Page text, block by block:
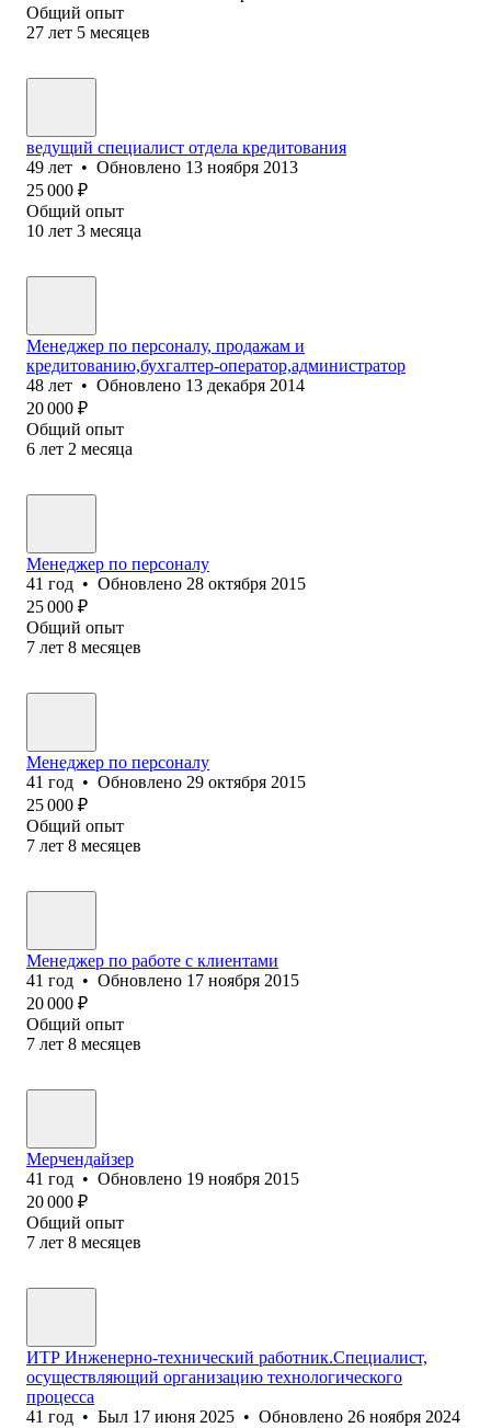
Общий опыт
27 лет 5 месяцев
ведущий специалист отдела кредитования
49 лет • Обновлено 13 ноября 2013
25 000 ₽
Общий опыт
10 лет 3 месяца
Менеджер по персоналу, продажам и
кредитованию,бухгалтер-оператор,администратор
48 лет • Обновлено 13 декабря 2014
20 000 ₽
Общий опыт
6 лет 2 месяца
Менеджер по персоналу
41 год • Обновлено 28 октября 2015
25 000 ₽
Общий опыт
7 лет 8 месяцев
Менеджер по персоналу
41 год • Обновлено 29 октября 2015
25 000 ₽
Общий опыт
7 лет 8 месяцев
Менеджер по работе с клиентами
41 год • Обновлено 17 ноября 2015
20 000 ₽
Общий опыт
7 лет 8 месяцев
Мерчендайзер
41 год • Обновлено 19 ноября 2015
20 000 ₽
Общий опыт
7 лет 8 месяцев
ИТР Инженерно-технический работник.Специалист,
осуществляющий организацию технологического
процесса
41 год • Был 17 июня 2025 • Обновлено 26 ноября 2024